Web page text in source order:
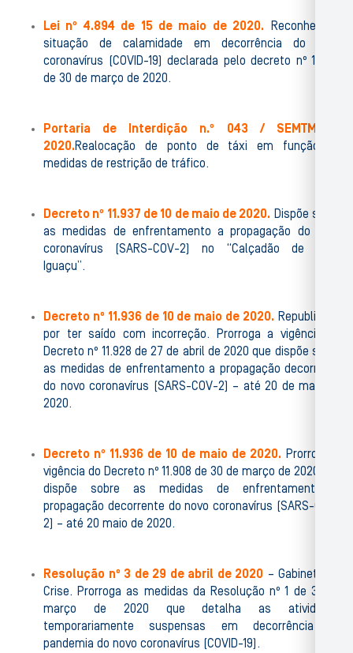
Lei nº 4.894 de 15 de maio de 2020. Reconhece a
situação de calamidade em decorrência do novo
coronavírus (COVID-19) declarada pelo decreto nº 11.907
de 30 de março de 2020.
Portaria de Interdição n.º 043 / SEMTMU /
2020.Realocação de ponto de táxi em função de
medidas de restrição de tráfico.
Decreto nº 11.937 de 10 de maio de 2020. Dispõe sobre
as medidas de enfrentamento a propagação do novo
coronavírus (SARS-COV-2) no “Calçadão de Nova
Iguaçu”.
Decreto nº 11.936 de 10 de maio de 2020. Republicado
por ter saído com incorreção. Prorroga a vigência do
Decreto nº 11.928 de 27 de abril de 2020 que dispõe sobre
as medidas de enfrentamento a propagação decorrente
do novo coronavírus (SARS-COV-2) – até 20 de maio de
2020.
Decreto nº 11.936 de 10 de maio de 2020. Prorroga a
vigência do Decreto nº 11.908 de 30 de março de 2020 que
dispõe sobre as medidas de enfrentamento a
propagação decorrente do novo coronavírus (SARS-COV-
2) – até 20 maio de 2020.
Resolução nº 3 de 29 de abril de 2020 – Gabinete de
Crise. Prorroga as medidas da Resolução nº 1 de 30 de
março de 2020 que detalha as atividades
temporariamente suspensas em decorrência da
pandemia do novo coronavírus (COVID-19).